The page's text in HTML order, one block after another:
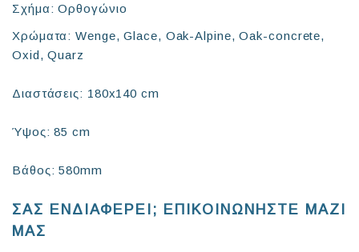
Σχήμα: Ορθογώνιο
Χρώματα: Wenge, Glace, Oak-Alpine, Oak-concrete,
Oxid, Quarz
Διαστάσεις: 180x140 cm
Ύψος: 85 cm
Βάθος: 580mm
ΣΑΣ ΕΝΔΙΑΦΕΡΕΙ; ΕΠΙΚΟΙΝΩΝΗΣΤΕ ΜΑΖΙ
ΜΑΣ